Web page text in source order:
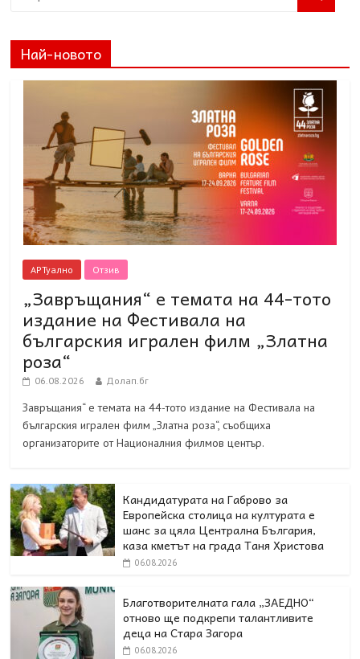
Най-новото
АРТуално Отзив
„Завръщания“ е темата на 44-тото
издание на Фестивала на
българския игрален филм „Златна
роза“
06.08.2026 Долап.бг
Завръщания“ е темата на 44-тото издание на Фестивала на
българския игрален филм „Златна роза“, съобщиха
организаторите от Националния филмов център.
Кандидатурата на Габрово за
Европейска столица на културата е
шанс за цяла Централна България,
каза кметът на града Таня Христова
06.08.2026
Благотворителната гала „ЗАЕДНО“
отново ще подкрепи талантливите
деца на Стара Загора
06.08.2026